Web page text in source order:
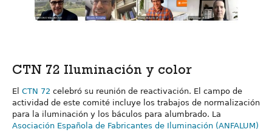
CTN 72 Iluminación y color
El CTN 72 celebró su reunión de reactivación. El campo de
actividad de este comité incluye los trabajos de normalización
para la iluminación y los báculos para alumbrado. La
Asociación Española de Fabricantes de Iluminación (ANFALUM)